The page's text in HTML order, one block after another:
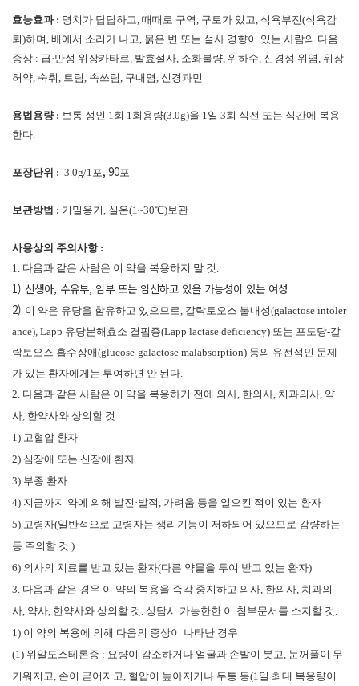
효능효과 : 명치가 답답하고, 때때로 구역, 구토가 있고, 식욕부진(식욕감
퇴)하며, 배에서 소리가 나고, 묽은 변 또는 설사 경향이 있는 사람의 다음
증상 : 급·만성 위장카타르, 발효설사, 소화불량, 위하수, 신경성 위염, 위장
허약, 숙취, 트림, 속쓰림, 구내염, 신경과민
용법용량 : 보통 성인 1 회 1 회용량(3.0g)을 1 일 3회 식전 또는 식간에 복용
한다
포장단위 : 3.0g/1 포, 90포
보관방법 : 기밀용기, 실온(1~30℃)보관
사용상의 주의사항 :
1. 다음과 같은 사람은 이 약을 복용하지 말 것
1) 신생아, 수유부, 임부 또는 임신하고 있을 가능성이 있는 여성
2) 이 약은 유당을 함유하고 있으므로 갈락토오스 불내성(galactose intoler
ance), Lapp 유당분해효소 결핍증(Lapp lactase deficiency) 또는 포도당-갈
락토오스 흡수장애(glucose-galactose malabsorption) 등의 유전적인 문제
가 있는 환자에게는 투여하면 안 된다.
2. 다음과 같은 사람은 이 약을 복용하기 전에 의사 한의사 치과의사 약
사 한약사와 상의할 것
1) 고혈압 환자
2) 심장애 또는 신장애 환자
3) 부종 환자
4) 지금까지 약에 의해 발진 ·발적 가려움 등을 일으킨 적이 있는 환자
5) 고령자(일반적으로 고령자는 생리기능이 저하되어 있으므로 감량하는
등 주의할 것 .)
6) 의사의 치료를 받고 있는 환자(다른 약물을 투여 받고 있는 환자)
3. 다음과 같은 경우 이 약의 복용을 즉각 중지하고 의사 한의사 치과의
사 약사 한약사와 상의할 것 상담시 가능한한 이 첨부문서를 소지할 것
1) 이 약의 복용에 의해 다음의 증상이 나타난 경우
(1) 위알도스테론증 : 요량이 감소하거나 얼굴과 손발이 붓고 눈꺼풀이 무
거워지고 손이 굳어지고 혈압이 높아지거나 두통 등(1 일 최대 복용량이